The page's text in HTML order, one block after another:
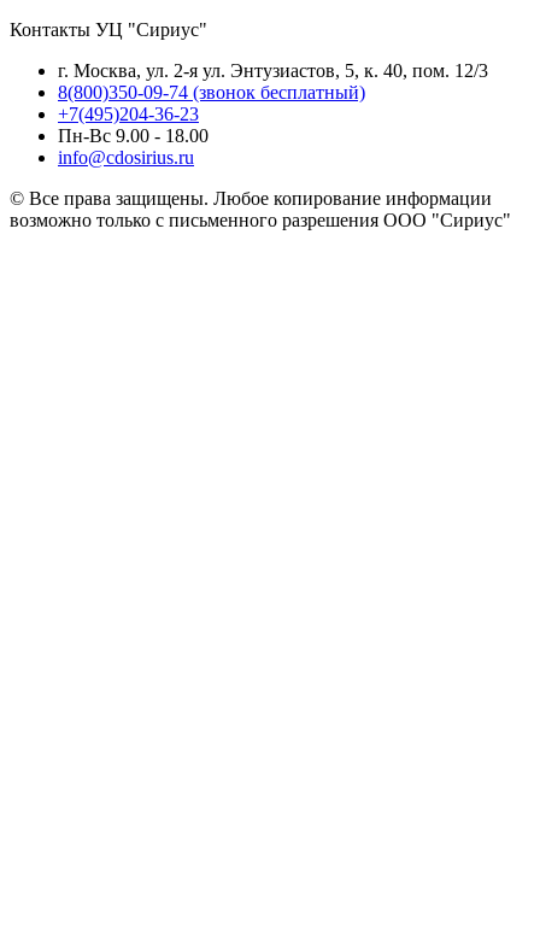
Контакты УЦ "Сириус"
г. Москва, ул. 2-я ул. Энтузиастов, 5, к. 40, пом. 12/3
8(800)350-09-74 (звонок бесплатный)
+7(495)204-36-23
Пн-Вс 9.00 - 18.00
info@cdosirius.ru
© Все права защищены. Любое копирование информации
возможно только с письменного разрешения ООО "Сириус"